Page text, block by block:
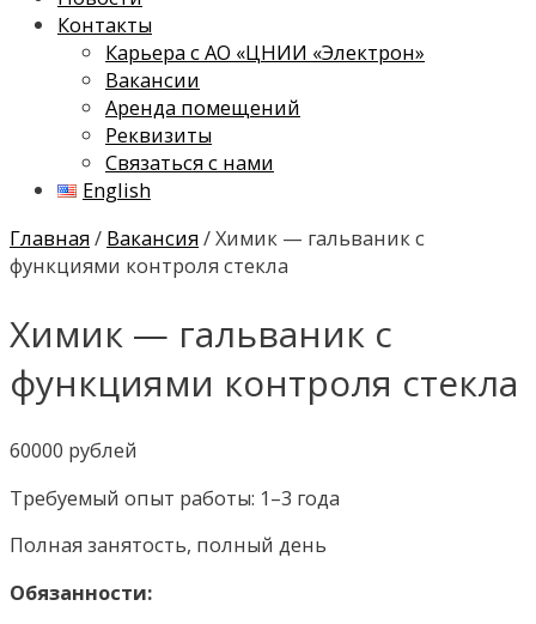
Контакты
Карьера с АО «ЦНИИ «Электрон»
Вакансии
Аренда помещений
Реквизиты
Связаться с нами
English
Главная/ Вакансия/ Химик — гальваник с
функциями контроля стекла
Химик — гальваник с
функциями контроля стекла
60000 рублей
Требуемый опыт работы: 1–3 года
Полная занятость, полный день
Обязанности: